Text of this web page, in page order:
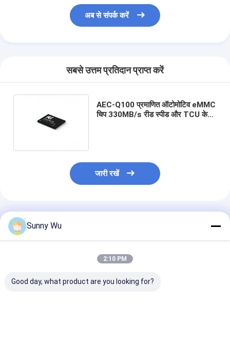
अब से संपर्क करें
सबसे उत्तम प्रतिदान प्राप्त करें
AEC-Q100 प्रमाणित ऑटोमोटिव eMMC
चिप 330MB/s रीड स्पीड और TCU के
जारी रखें
अनुशंसित उत्पाद
Sunny Wu
2:10 PM
Good day, what product are you looking for?